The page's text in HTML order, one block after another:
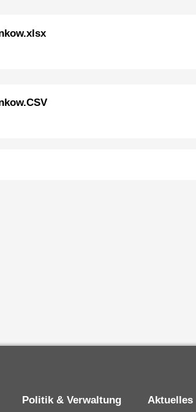
Politik & Verwaltung Aktuelles